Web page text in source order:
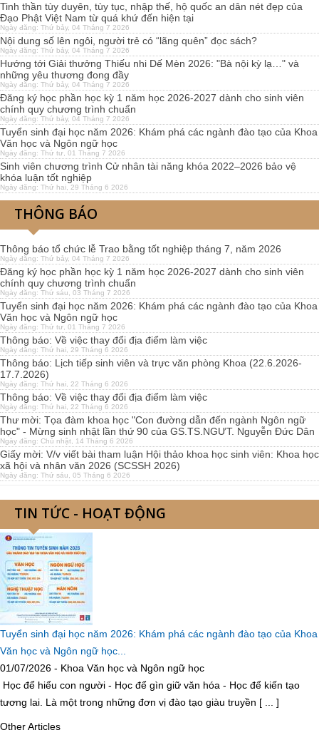
Tinh thần tùy duyên, tùy tục, nhập thế, hộ quốc an dân nét đẹp của
Đạo Phật Việt Nam từ quá khứ đến hiện tại
Ngày đăng: Thứ bảy, 04 Tháng 7 2026
Nội dung số lên ngôi, người trẻ có “lãng quên” đọc sách?
Ngày đăng: Thứ bảy, 04 Tháng 7 2026
Hướng tới Giải thưởng Thiếu nhi Dế Mèn 2026: "Bà nội kỳ lạ…" và
những yêu thương đong đầy
Ngày đăng: Thứ bảy, 04 Tháng 7 2026
Đăng ký học phần học kỳ 1 năm học 2026-2027 dành cho sinh viên
chính quy chương trình chuẩn
Ngày đăng: Thứ bảy, 04 Tháng 7 2026
Tuyển sinh đại học năm 2026: Khám phá các ngành đào tạo của Khoa
Văn học và Ngôn ngữ học
Ngày đăng: Thứ tư, 01 Tháng 7 2026
Sinh viên chương trình Cử nhân tài năng khóa 2022–2026 bảo vệ
khóa luận tốt nghiệp
Ngày đăng: Thứ hai, 29 Tháng 6 2026
THÔNG BÁO
Thông báo tổ chức lễ Trao bằng tốt nghiệp tháng 7, năm 2026
Ngày đăng: Thứ bảy, 04 Tháng 7 2026
Đăng ký học phần học kỳ 1 năm học 2026-2027 dành cho sinh viên
chính quy chương trình chuẩn
Ngày đăng: Thứ sáu, 03 Tháng 7 2026
Tuyển sinh đại học năm 2026: Khám phá các ngành đào tạo của Khoa
Văn học và Ngôn ngữ học
Ngày đăng: Thứ tư, 01 Tháng 7 2026
Thông báo: Về việc thay đổi địa điểm làm việc
Ngày đăng: Thứ hai, 29 Tháng 6 2026
Thông báo: Lịch tiếp sinh viên và trực văn phòng Khoa (22.6.2026-
17.7.2026)
Ngày đăng: Thứ hai, 22 Tháng 6 2026
Thông báo: Về việc thay đổi địa điểm làm việc
Ngày đăng: Thứ hai, 22 Tháng 6 2026
Thư mời: Tọa đàm khoa học "Con đường dẫn đến ngành Ngôn ngữ
học" - Mừng sinh nhật lần thứ 90 của GS.TS.NGƯT. Nguyễn Đức Dân
Ngày đăng: Chủ nhật, 14 Tháng 6 2026
Giấy mời: V/v viết bài tham luận Hội thảo khoa học sinh viên: Khoa học
xã hội và nhân văn 2026 (SCSSH 2026)
Ngày đăng: Thứ sáu, 05 Tháng 6 2026
TIN TỨC - HOẠT ĐỘNG
Tuyển sinh đại học năm 2026: Khám phá các ngành đào tạo của Khoa
Văn học và Ngôn ngữ học...
01/07/2026 - Khoa Văn học và Ngôn ngữ học
Học để hiểu con người - Học để gìn giữ văn hóa - Học để kiến tạo
tương lai. Là một trong những đơn vị đào tạo giàu truyền [ ... ]
Other Articles